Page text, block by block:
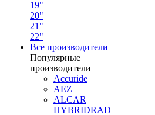
19"
20"
21"
22"
Все производители
Популярные
производители
Accuride
AEZ
ALCAR
HYBRIDRAD